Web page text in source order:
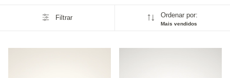
Filtrar Ordenar por:
Mais vendidos